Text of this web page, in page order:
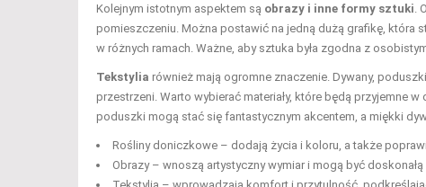
Kolejnym istotnym aspektem są obrazy i inne formy sztuki .
pomieszczeniu. Można postawić na jedną dużą grafikę, która
w różnych ramach. Ważne, aby sztuka była zgodna z
Tekstylia również mają ogromne znaczenie. Dywany,
przestrzeni. Warto wybierać materiały, które będą przyjemne
poduszki mogą stać się fantastycznym akcentem, a miękki
Rośliny doniczkowe – dodają życia i koloru, a także
Obrazy – wnoszą artystyczny wymiar i mogą być